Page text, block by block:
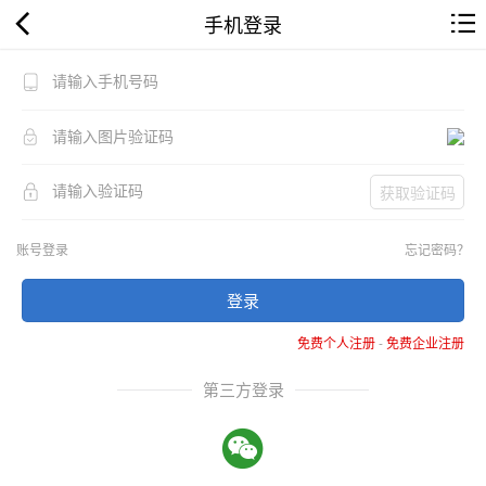
手机登录
获取验证码
账号登录 忘记密码？
登录
免费个人注册-免费企业注册
第三方登录